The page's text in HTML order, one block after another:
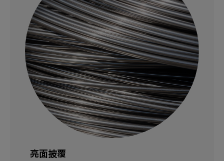
亮面披覆